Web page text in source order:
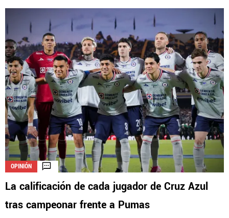
OPINIÓN
La calificación de cada jugador de Cruz Azul
tras campeonar frente a Pumas